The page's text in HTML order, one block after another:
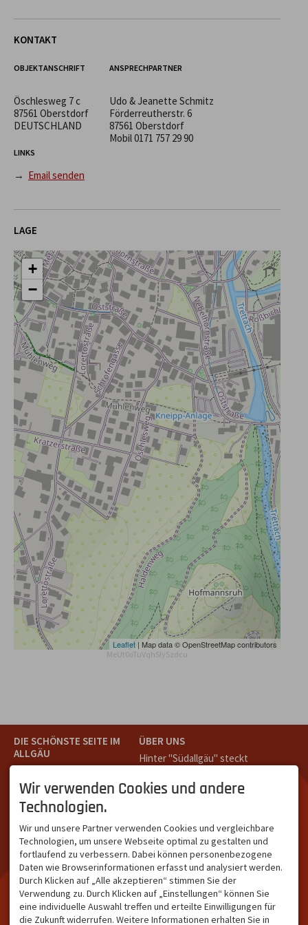
KONTAKT
OBJEKTANSCHRIFT
Öschlesweg 7 c
87561 Oberstdorf
DEUTSCHLAND
ANSPRECHPARTNER
Udo & Jeanette Schmitz
Förderreutherstr. 6
87561 Oberstdorf
Mobil0171 757 29 90
LINKS
→ Email senden
LAGE
+
−
Leaflet | Map data © OpenStreetMap contributors
MeUt0oTuVqhSlySzdcu
DIE SCHÖNSTE SEITE IM
ALLGÄU
Teil des Oberallgäus. Es
verbindet die Tourismus-
Destinationen Oberstdorf,
Kleinwalsertal und beliebte
Urlaubsziele wie die
Hörnerdörfer, Alpsee-
Grünten, Oberstaufen oder
Wertach im Allgäu.
ÜBER UNS
Hinter "Südallgäu" steckt
Oberstdorf.
Unser Ziel ist ein attraktives
Leistungsträger im
südlichen Oberallgäu eine
starke Plattform bietet.
NETZWERK & REICHWEITE
ca. 36.700 Abos bei
Wir verwenden Cookies und andere
Technologien.
Wir und unsere Partner verwenden Cookies und vergleichbare
Technologien, um unsere Webseite optimal zu gestalten und
fortlaufend zu verbessern. Dabei können personenbezogene
Daten wie Browserinformationen erfasst und analysiert werden.
Durch Klicken auf „Alle akzeptieren“ stimmen Sie der
Verwendung zu. Durch Klicken auf „Einstellungen“ können Sie
eine individuelle Auswahl treffen und erteilte Einwilligungen für
die Zukunft widerrufen. Weitere Informationen erhalten Sie in